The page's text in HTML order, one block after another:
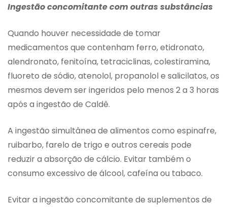
Ingestão concomitante com outras substâncias
Quando houver necessidade de tomar
medicamentos que contenham ferro, etidronato,
alendronato, fenitoína, tetraciclinas, colestiramina,
fluoreto de sódio, atenolol, propanolol e salicilatos, os
mesmos devem ser ingeridos pelo menos 2 a 3 horas
após a ingestão de Caldê.
A ingestão simultânea de alimentos como espinafre,
ruibarbo, farelo de trigo e outros cereais pode
reduzir a absorção de cálcio. Evitar também o
consumo excessivo de álcool, cafeína ou tabaco.
Evitar a ingestão concomitante de suplementos de